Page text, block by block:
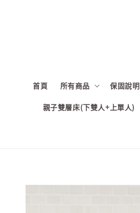
首頁 所有商品 保固說明
親子雙層床(下雙人+上單人)